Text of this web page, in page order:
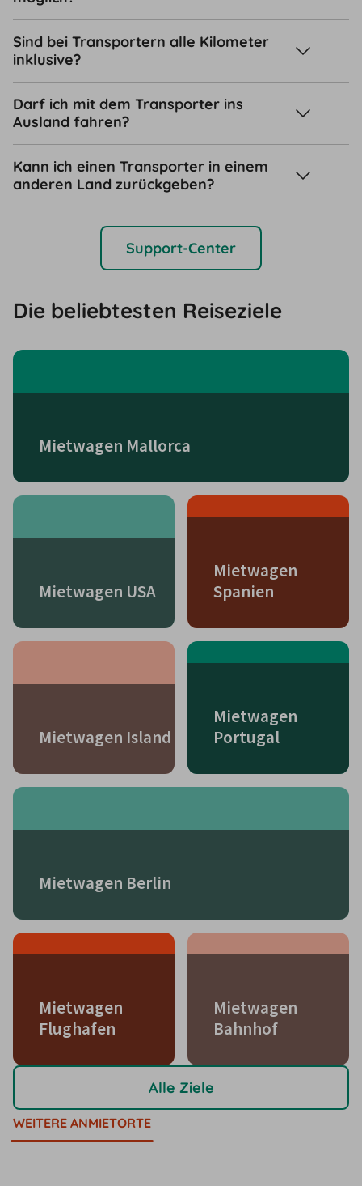
Sind bei Transportern alle Kilometer
inklusive?
Darf ich mit dem Transporter ins
Ausland fahren?
Kann ich einen Transporter in einem
anderen Land zurückgeben?
Support-Center
Die beliebtesten Reiseziele
Mietwagen Mallorca
Mietwagen USA
Mietwagen
Spanien
Mietwagen Island
Mietwagen
Portugal
Mietwagen Berlin
Mietwagen
Flughafen
Mietwagen
Bahnhof
Alle Ziele
WEITERE ANMIETORTE